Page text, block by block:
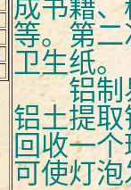
成书籍
等。第
卫生纸。
铝制易
铝土提
回收一
可使灯泡